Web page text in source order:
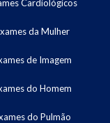
Cardiológicos
da Mulher
de Imagem
do Homem
do Pulmão